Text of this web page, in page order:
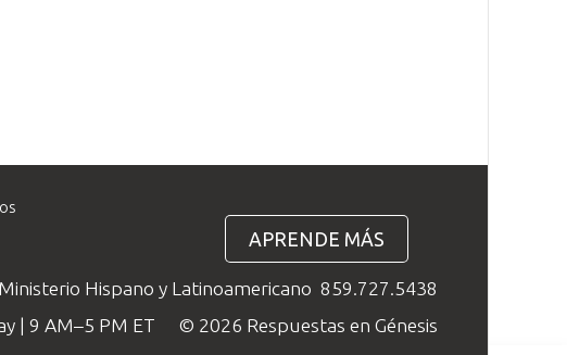
APRENDE MÁS
Ministerio Hispano y Latinoamericano 859.727.5438
| 9 AM–5 PM ET
© 2026 Respuestas en Génesis